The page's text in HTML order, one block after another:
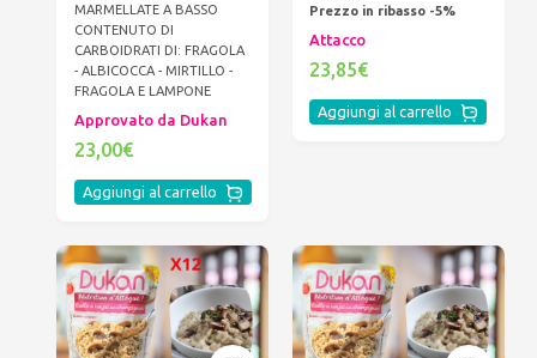
MARMELLATE A BASSO
CONTENUTO DI
CARBOIDRATI DI: FRAGOLA
- ALBICOCCA - MIRTILLO -
FRAGOLA E LAMPONE
Approvato da Dukan
23,00€
Aggiungi al carrello
Prezzo in ribasso -5%
Attacco
23,85€
Aggiungi al carrello